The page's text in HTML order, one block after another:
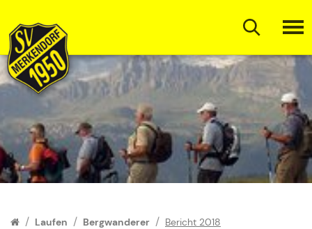
Zum Inhalt springen
Laufen Bergwanderer Bericht 2018